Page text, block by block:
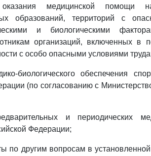
медицинской помощи
образований, территорий с
и биологическими
организаций, включенных в
с особо опасными условиями
биологического обеспечения
(по согласованию с
и периодических
Федерации;
по другим вопросам в